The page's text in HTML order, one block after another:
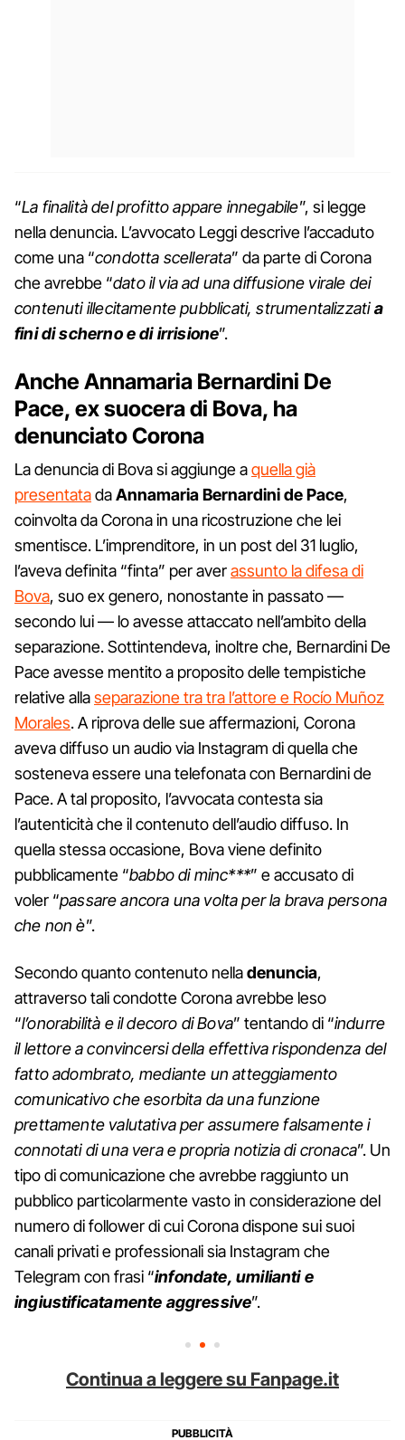
“La finalità del profitto appare innegabile”, si legge
nella denuncia. L’avvocato Leggi descrive l’accaduto
come una “condotta scellerata” da parte di Corona
che avrebbe “dato il via ad una diffusione virale dei
contenuti illecitamente pubblicati, strumentalizzatia
fini di scherno e di irrisione”.
Anche Annamaria Bernardini De
Pace, ex suocera di Bova, ha
denunciato Corona
La denuncia di Bova si aggiunge aquella già
presentatadaAnnamaria Bernardini de Pace,
coinvolta da Corona in una ricostruzione che lei
smentisce. L’imprenditore, in un post del 31 luglio,
l’aveva definita “finta” per averassunto la difesa di
Bova, suo ex genero, nonostante in passato —
secondo lui — lo avesse attaccato nell’ambito della
separazione. Sottintendeva, inoltre che, Bernardini De
Pace avesse mentito a proposito delle tempistiche
relative allaseparazione tra tra l’attore e Rocío Muñoz
Morales. A riprova delle sue affermazioni, Corona
aveva diffuso un audio via Instagram di quella che
sosteneva essere una telefonata con Bernardini de
Pace. A tal proposito, l’avvocata contesta sia
l’autenticità che il contenuto dell’audio diffuso. In
quella stessa occasione, Bova viene definito
pubblicamente “babbo di minc***” e accusato di
voler “passare ancora una volta per la brava persona
che non è”.
Secondo quanto contenuto nelladenuncia,
attraverso tali condotte Corona avrebbe leso
“l’onorabilità e il decoro di Bova” tentando di “indurre
il lettore a convincersi della effettiva rispondenza del
fatto adombrato, mediante un atteggiamento
comunicativo che esorbita da una funzione
prettamente valutativa per assumere falsamente i
connotati di una vera e propria notizia di cronaca”. Un
tipo di comunicazione che avrebbe raggiunto un
pubblico particolarmente vasto in considerazione del
numero di follower di cui Corona dispone sui suoi
canali privati e professionali sia Instagram che
Telegram con frasi “infondate, umilianti e
ingiustificatamente aggressive”.
Continua a leggere su Fanpage.it